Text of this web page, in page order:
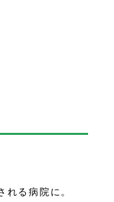
れる病院に。